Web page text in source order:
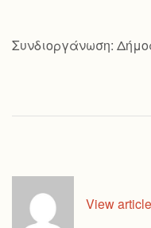
Συνδιοργάνωση:
View